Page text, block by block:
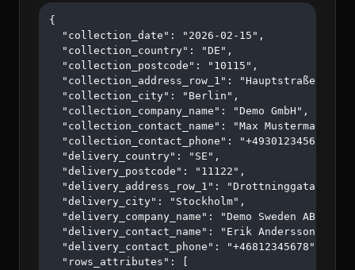
{
  "collection_date": "2026-02-15",
  "collection_country": "DE",
  "collection_postcode": "10115",
  "collection_address_row_1": "Hauptstraße 123",
  "collection_city": "Berlin",
  "collection_company_name": "Demo GmbH",
  "collection_contact_name": "Max Mustermann",
  "collection_contact_phone": "+4930123456",
  "delivery_country": "SE",
  "delivery_postcode": "11122",
  "delivery_address_row_1": "Drottninggatan 45",
  "delivery_city": "Stockholm",
  "delivery_company_name": "Demo Sweden AB",
  "delivery_contact_name": "Erik Andersson",
  "delivery_contact_phone": "+46812345678",
  "rows_attributes": [